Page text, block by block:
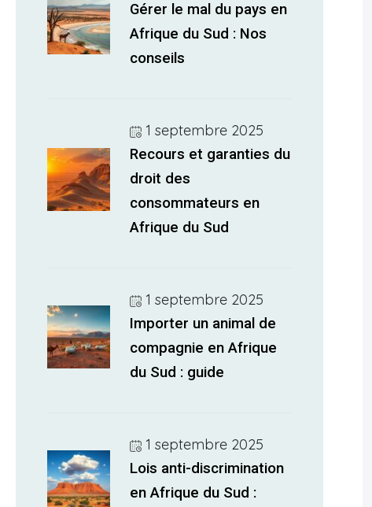
Gérer le mal du pays en
Afrique du Sud : Nos
conseils
1 septembre 2025
Recours et garanties du
droit des
consommateurs en
Afrique du Sud
1 septembre 2025
Importer un animal de
compagnie en Afrique
du Sud : guide
1 septembre 2025
Lois anti-discrimination
en Afrique du Sud :